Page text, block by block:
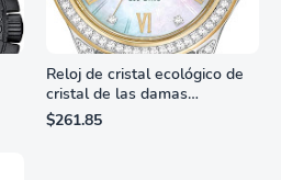
Reloj de cristal ecológico de
cristal de las damas
ciudadanas, 3 manos,
marcadores de números
$261.85